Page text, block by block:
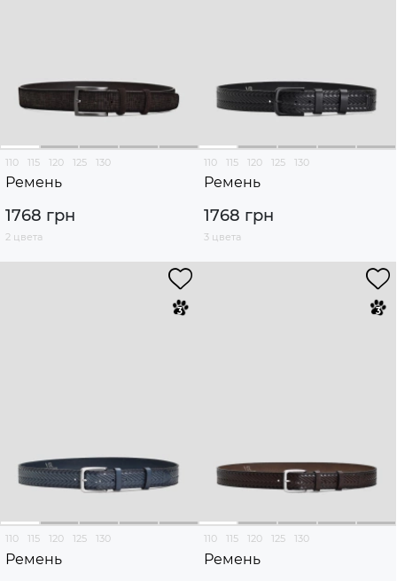
110 115 120 125 130
Ремень
1768 грн
2 цвета
110 115 120 125 130
Ремень
1768 грн
3 цвета
110 115 120 125 130
Ремень
110 115 120 125 130
Ремень